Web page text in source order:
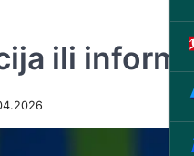
ili